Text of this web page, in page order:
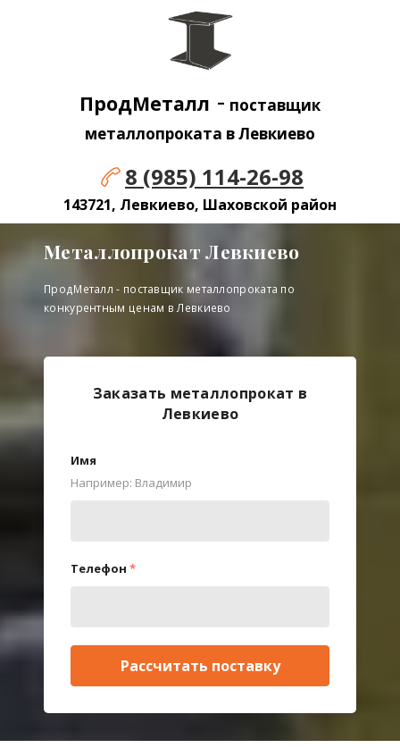
ПродМеталл - поставщик
металлопроката в Левкиево
8 (985) 114-26-98
143721, Левкиево, Шаховской район
Металлопрокат Левкиево
ПродМеталл - поставщик металлопроката по
конкурентным ценам в Левкиево
Заказать металлопрокат в
Левкиево
Имя
Например: Владимир
Телефон *
Рассчитать поставку